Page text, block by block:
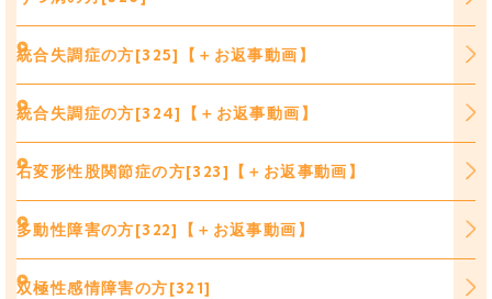
統合失調症の方[325]【＋お返事動画】
統合失調症の方[324]【＋お返事動画】
右変形性股関節症の方[323]【＋お返事動画】
多動性障害の方[322]【＋お返事動画】
双極性感情障害の方[321]